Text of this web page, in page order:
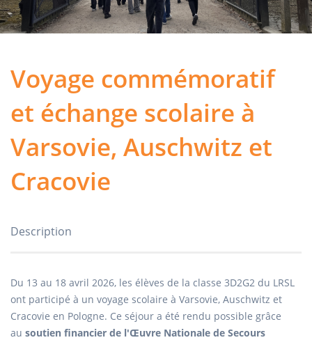
Voyage commémoratif
et échange scolaire à
Varsovie, Auschwitz et
Cracovie
Description
Du 13 au 18 avril 2026, les élèves de la classe 3D2G2 du LRSL
ont participé à un voyage scolaire à Varsovie, Auschwitz et
Cracovie en Pologne. Ce séjour a été rendu possible grâce
au soutien financier de l'Œuvre Nationale de Secours